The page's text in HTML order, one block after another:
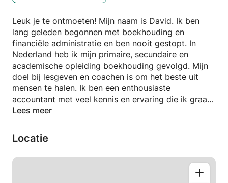
Leuk je te ontmoeten! Mijn naam is David. Ik ben
lang geleden begonnen met boekhouding en
financiële administratie en ben nooit gestopt. In
Nederland heb ik mijn primaire, secundaire en
academische opleiding boekhouding gevolgd. Mijn
doel bij lesgeven en coachen is om het beste uit
mensen te halen. Ik ben een enthousiaste
accountant met veel kennis en ervaring die ik graag
aan anderen doorgeef. Daardoor pas ik me
kunt bij mij terecht als beginner maar ook als
gevorderde persoon. Wil je hulp bij de voorbereiding
op toelating tot de mbo- of hbo-hogeschool
richting financiële administratie of extra lessen
richting het eindexamen? Daar help ik je ook graag
Lees meer
Locatie